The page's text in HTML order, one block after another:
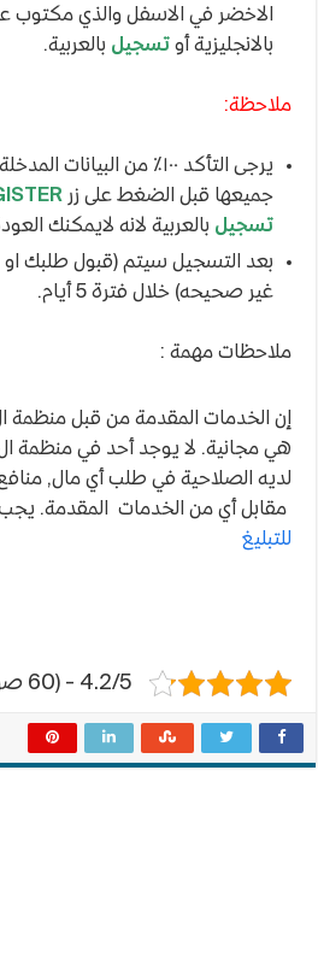
الاخضر في الاسفل والذي مكتوب
بالانجليزية أو تسجيلبالعربية.
ملاحظة:
يرجى التأكد ١٠٠٪ من
جميعها قبل الضغط على زر
تسجيلبالعربية لانه لايمكنك
بعد التسجيل سيتم (قبول طلبك او
غير صحيحه) خلال فترة 5 أيام.
ملاحظات مهمة :
لديه الصلاحية في طلب أي مال,
مقابل أي من الخدمات المقدمة. يجب
للتبليغ
4.2/5 - (60 صوت)